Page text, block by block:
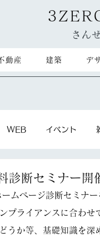
さん
動産 建築 デ
WEB イベント
診断セミナー開
ムページ診断セミナー
プライアンスに合わ
うか等、基礎知識を深